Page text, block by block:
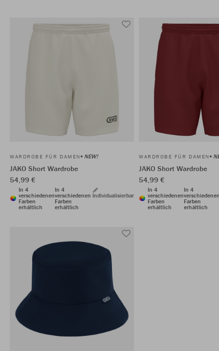
WARDROBE FÜR DAMEN NEW!
JAKO Short Wardrobe
54,99 €
In 4
verschiedenen
Farben
erhältlich
In 4
verschiedenen
Farben
erhältlich
Individualisierbar
WARDROBE FÜR DAMEN
JAKO Short Wardrobe
54,99 €
In 4
verschiedenen
Farben
erhältlich
In 4
Farben
erhältlich